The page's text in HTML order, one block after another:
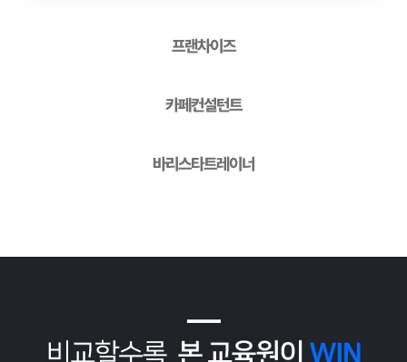
프랜차이즈
카페컨설턴트
바리스타트레이너